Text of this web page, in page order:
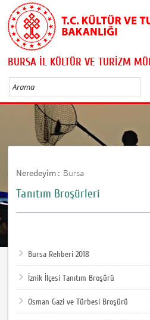
BURSA İL KÜLTÜR VE TURİZM
Neredeyim : Bursa
Tanıtım Broşürleri
Bursa Rehberi 2018
İznik İlçesi Tanıtım Broşürü
Osman Gazi ve Türbesi Broşürü